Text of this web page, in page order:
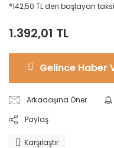
*142,50 TL den başlayan
1.392,01 TL
Gelince Haber
Arkadaşına Öner
Paylaş
Karşılaştır